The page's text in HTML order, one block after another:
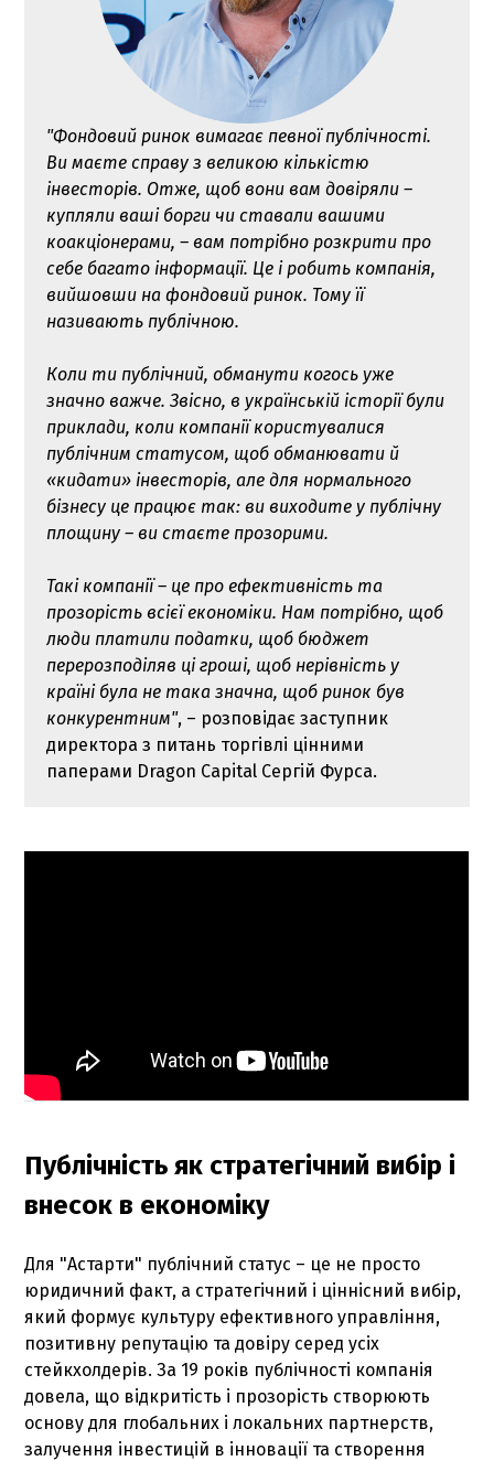
"Фондовий ринок вимагає певної публічності.
Ви маєте справу з великою кількістю
інвесторів. Отже, щоб вони вам довіряли –
купляли ваші борги чи ставали вашими
коакціонерами, – вам потрібно розкрити про
себе багато інформації. Це і робить компанія,
вийшовши на фондовий ринок. Тому її
називають публічною.
Коли ти публічний, обманути когось уже
значно важче. Звісно, в українській історії були
приклади, коли компанії користувалися
публічним статусом, щоб обманювати й
«кидати» інвесторів, але для нормального
бізнесу це працює так: ви виходите у публічну
площину – ви стаєте прозорими.
Такі компанії – це про ефективність та
прозорість всієї економіки. Нам потрібно, щоб
люди платили податки, щоб бюджет
перерозподіляв ці гроші, щоб нерівність у
країні була не така значна, щоб ринок був
конкурентним", – розповідає заступник
директора з питань торгівлі цінними
паперами Dragon Capital Сергій Фурса.
Публічність як стратегічний вибір і
внесок в економіку
Для "Астарти" публічний статус – це не просто
юридичний факт, а стратегічний і ціннісний вибір,
який формує культуру ефективного управління,
позитивну репутацію та довіру серед усіх
стейкхолдерів. За 19 років публічності компанія
довела, що відкритість і прозорість створюють
основу для глобальних і локальних партнерств,
залучення інвестицій в інновації та створення